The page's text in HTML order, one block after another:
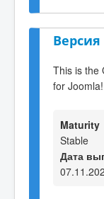
Версия
This is the
for
Maturity
Stable
Дата